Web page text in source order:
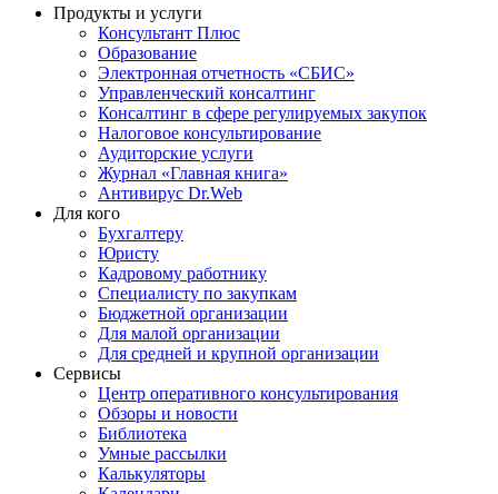
Продукты и услуги
Консультант Плюс
Образование
Электронная отчетность «СБИС»
Управленческий консалтинг
Консалтинг в сфере регулируемых закупок
Налоговое консультирование
Аудиторские услуги
Журнал «Главная книга»
Антивирус Dr.Web
Для кого
Бухгалтеру
Юристу
Кадровому работнику
Специалисту по закупкам
Бюджетной организации
Для малой организации
Для средней и крупной организации
Сервисы
Центр оперативного консультирования
Обзоры и новости
Библиотека
Умные рассылки
Калькуляторы